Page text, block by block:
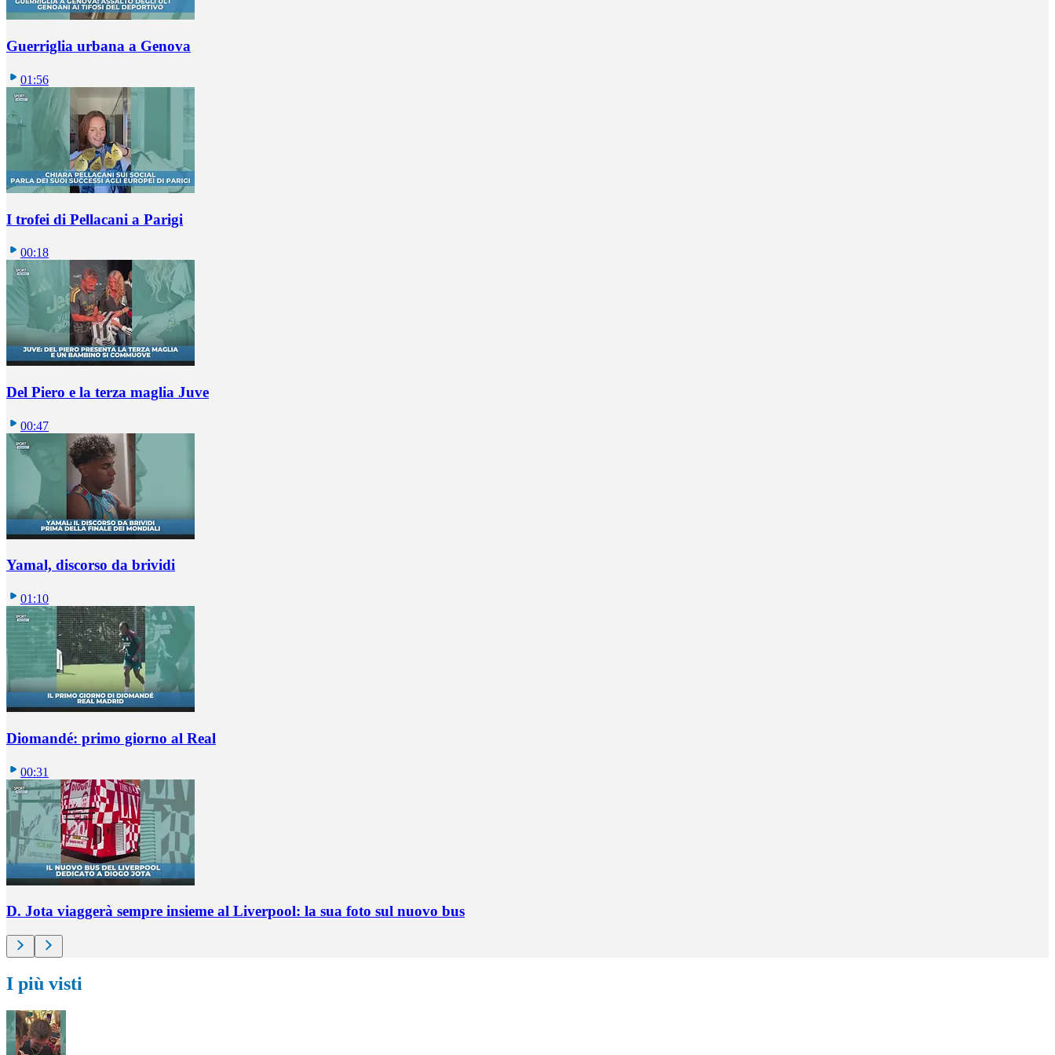
Guerriglia urbana a Genova
01:56
I trofei di Pellacani a Parigi
00:18
Del Piero e la terza maglia Juve
00:47
Yamal, discorso da brividi
01:10
Diomandé: primo giorno al Real
00:31
D. Jota viaggerà sempre insieme al Liverpool: la sua foto sul nuovo bus
I più visti